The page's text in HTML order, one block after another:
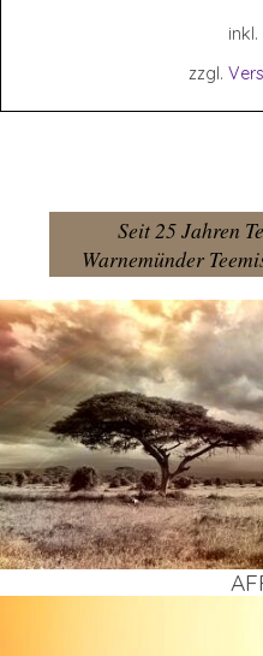
inkl.
zzgl.
Seit 25 Jahren
Warnemünder